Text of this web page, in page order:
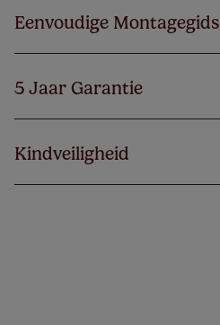
Eenvoudige Montagegids
5 Jaar Garantie
Kindveiligheid